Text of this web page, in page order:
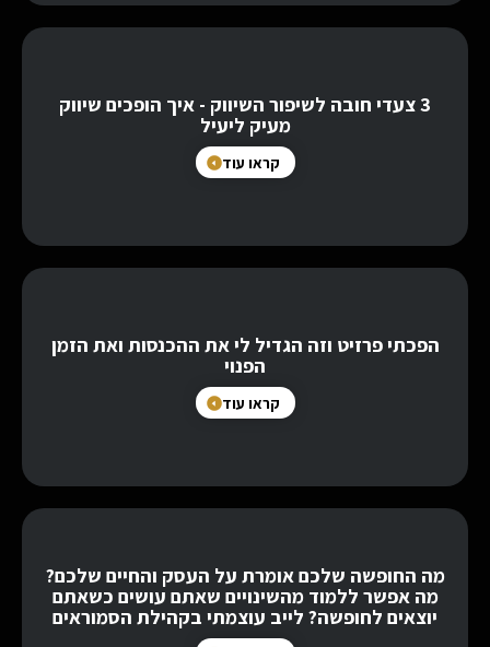
3 צעדי חובה לשיפור השיווק - איך הופכים שיווק
מעיק ליעיל
קראו עוד
הפכתי פרזיט וזה הגדיל לי את ההכנסות ואת הזמן
הפנוי
קראו עוד
מה החופשה שלכם אומרת על העסק והחיים שלכם?
מה אפשר ללמוד מהשינויים שאתם עושים כשאתם
יוצאים לחופשה? לייב עוצמתי בקהילת הסמוראים